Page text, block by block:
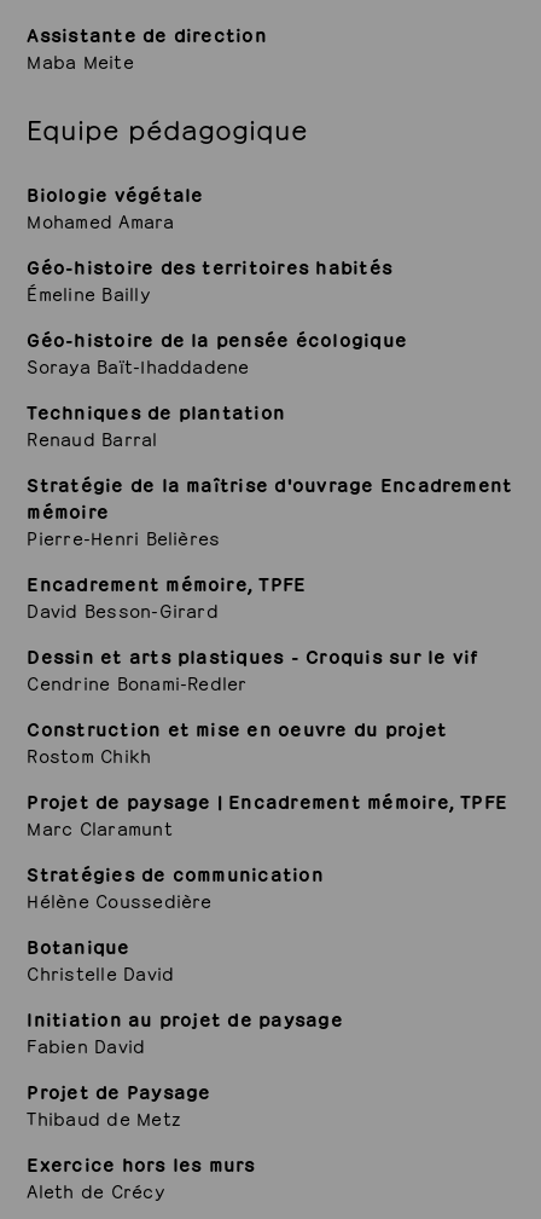
Assistante de direction
Maba Meite
Equipe pédagogique
Biologie végétale
Mohamed Amara
Géo-histoire des territoires habités
Émeline Bailly
Géo-histoire de la pensée écologique
Soraya Baït-Ihaddadene
Techniques de plantation
Renaud Barral
Stratégie de la maîtrise d'ouvrage Encadrement
mémoire
Pierre-Henri Belières
Encadrement mémoire, TPFE
David Besson-Girard
Dessin et arts plastiques - Croquis sur le vif
Cendrine Bonami-Redler
Construction et mise en oeuvre du projet
Rostom Chikh
Projet de paysage | Encadrement mémoire, TPFE
Marc Claramunt
Stratégies de communication
Hélène Coussedière
Botanique
Christelle David
Initiation au projet de paysage
Fabien David
Projet de Paysage
Thibaud de Metz
Exercice hors les murs
Aleth de Crécy